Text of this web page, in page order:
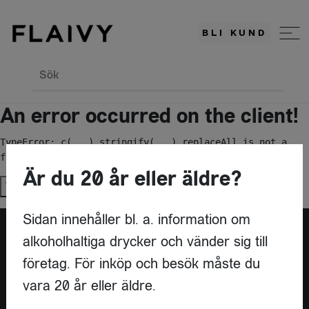
BLI KUND
Sök
An error occurred on the client!
TypeError: c(...).stringify(...).replaceAll is not a
function
Try again
Är du leverantör?
Är du 20 år eller äldre?
Sidan innehåller bl. a. information om
alkoholhaltiga drycker och vänder sig till
företag. För inköp och besök måste du
vara 20 år eller äldre.